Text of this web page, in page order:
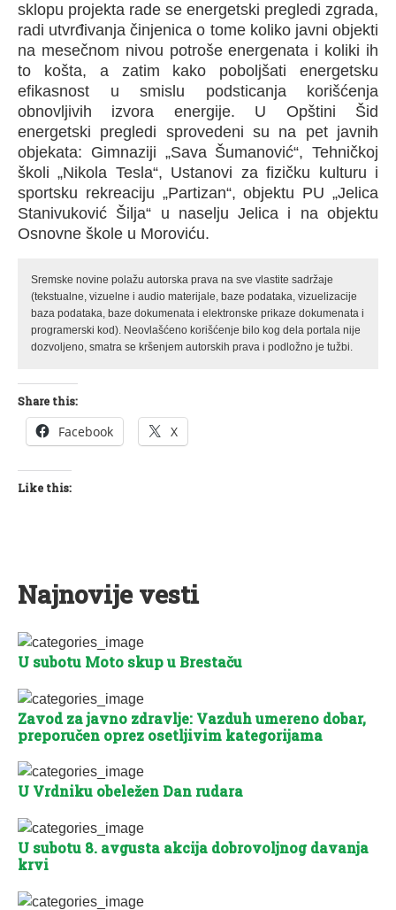
sklopu projekta rade se energetski pregledi zgrada,
radi utvrđivanja činjenica o tome koliko javni objekti
na mesečnom nivou potroše energenata i koliki ih
to košta, a zatim kako poboljšati energetsku
efikasnost u smislu podsticanja korišćenja
obnovljivih izvora energije. U Opštini Šid
energetski pregledi sprovedeni su na pet javnih
objekata: Gimnaziji „Sava Šumanović“, Tehničkoj
školi „Nikola Tesla“, Ustanovi za fizičku kulturu i
sportsku rekreaciju „Partizan“, objektu PU „Jelica
Stanivuković Šilja“ u naselju Jelica i na objektu
Osnovne škole u Moroviću.
Sremske novine polažu autorska prava na sve vlastite sadržaje
(tekstualne, vizuelne i audio materijale, baze podataka, vizuelizacije
baza podataka, baze dokumenata i elektronske prikaze dokumenata i
programerski kod). Neovlašćeno korišćenje bilo kog dela portala nije
dozvoljeno, smatra se kršenjem autorskih prava i podložno je tužbi.
Share this:
Facebook X
Like this:
Najnovije vesti
U subotu Moto skup u Brestaču
Zavod za javno zdravlje: Vazduh umereno dobar,
preporučen oprez osetljivim kategorijama
U Vrdniku obeležen Dan rudara
U subotu 8. avgusta akcija dobrovoljnog davanja
krvi